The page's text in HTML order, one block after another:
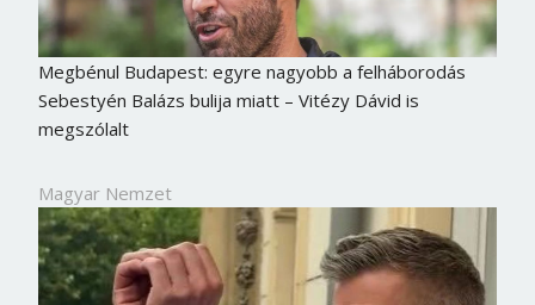
Megbénul Budapest: egyre nagyobb a felháborodás
Sebestyén Balázs bulija miatt – Vitézy Dávid is
megszólalt
Magyar Nemzet